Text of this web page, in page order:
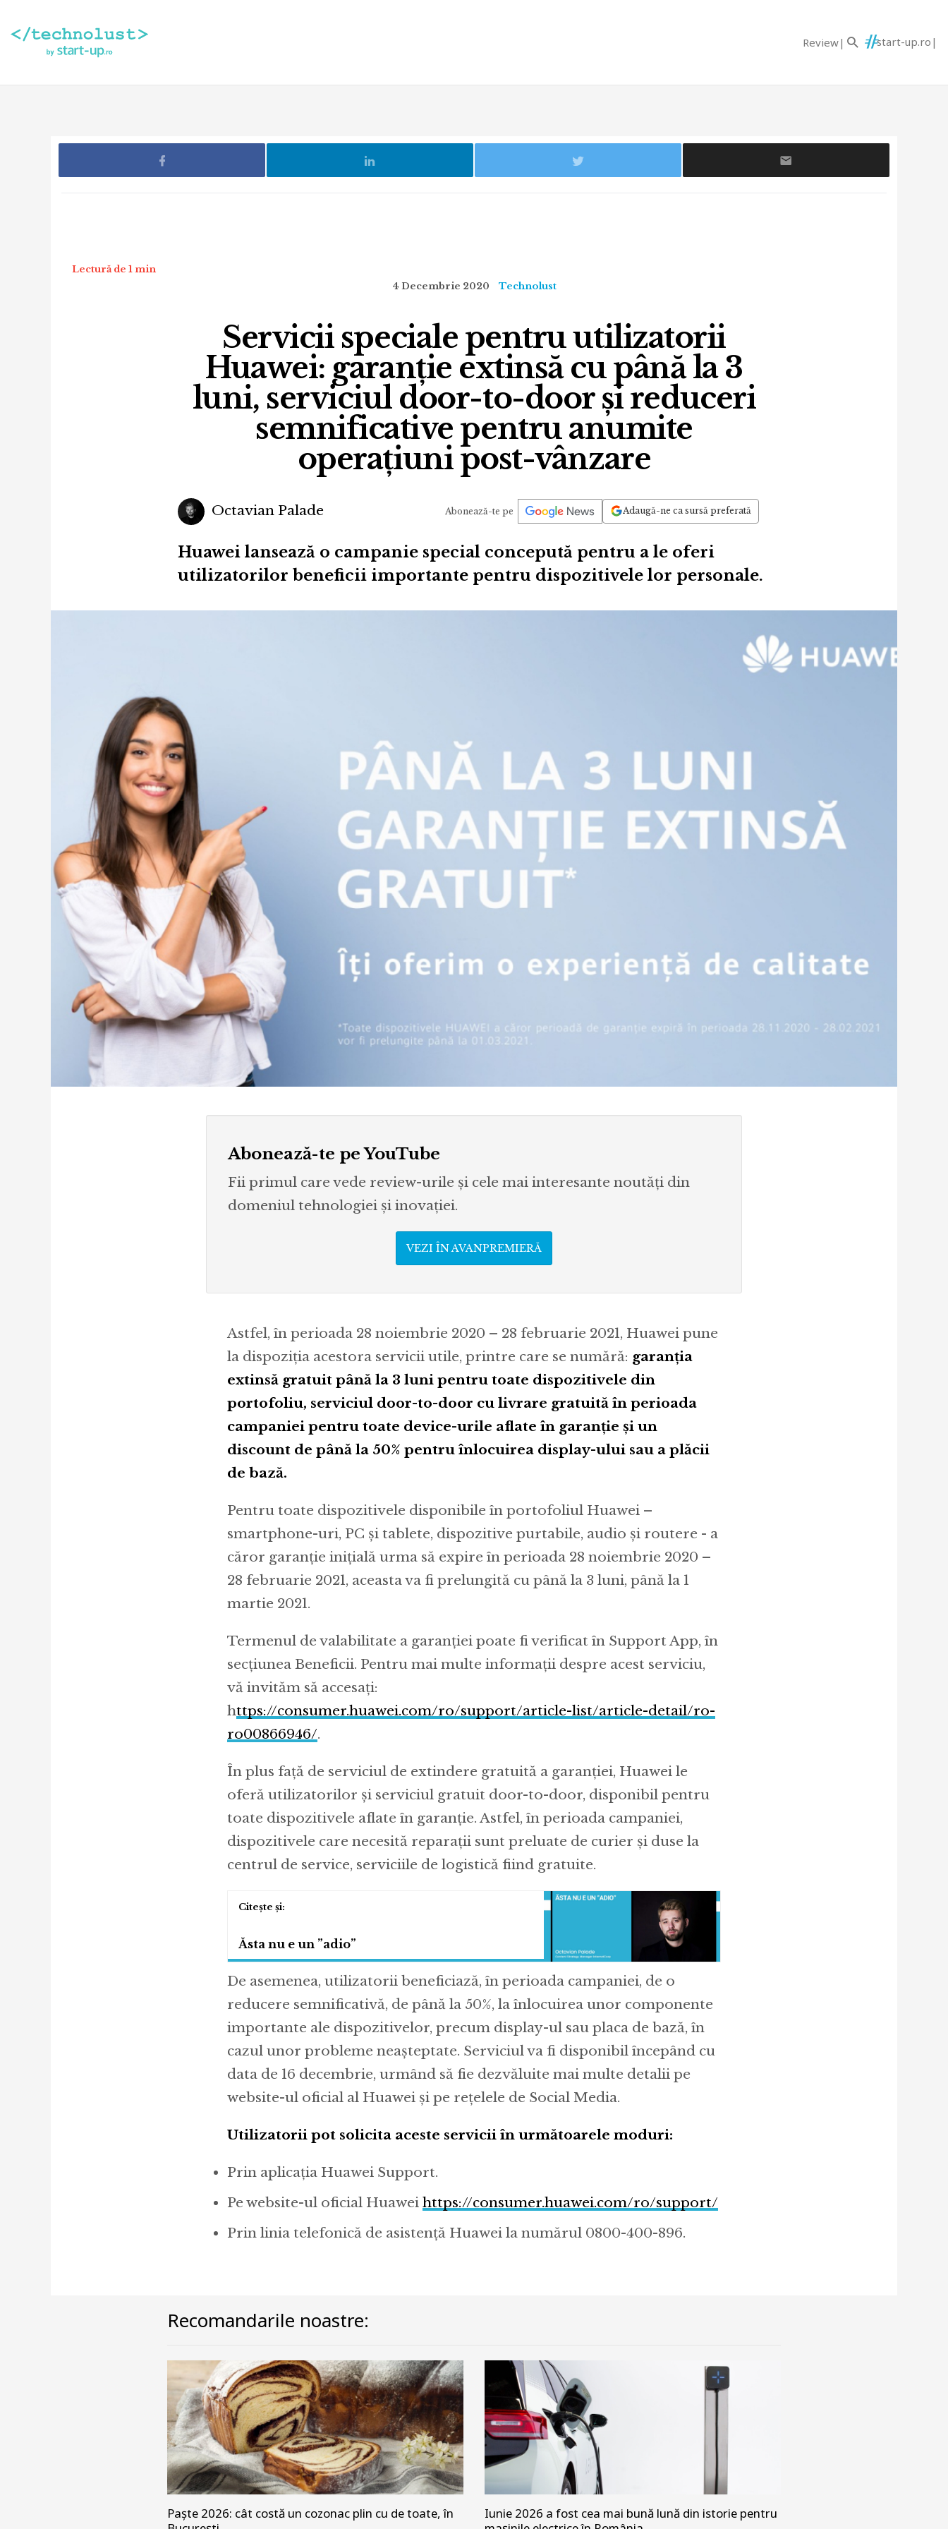
Review start-up.ro
Lectură de 1 min
4 Decembrie 2020
Technolust
Servicii speciale pentru utilizatorii
Huawei: garanție extinsă cu până la 3
luni, serviciul door-to-door și reduceri
semnificative pentru anumite
operațiuni post-vânzare
Octavian Palade Abonează-te pe Adaugă-ne ca sursă preferată
Huawei lansează o campanie special concepută pentru a le oferi
utilizatorilor beneficii importante pentru dispozitivele lor personale.
Abonează-te pe YouTube
Fii primul care vede review-urile și cele mai interesante noutăți din
domeniul tehnologiei și inovației.
VEZI ÎN AVANPREMIERĂ
Astfel, în perioada 28 noiembrie 2020 – 28 februarie 2021, Huawei pune
la dispoziția acestora servicii utile, printre care se numără: garanția
extinsă gratuit până la 3 luni pentru toate dispozitivele din
portofoliu, serviciul door-to-door cu livrare gratuită în perioada
campaniei pentru toate device-urile aflate în garanție și un
discount de până la 50% pentru înlocuirea display-ului sau a plăcii
de bază.
Pentru toate dispozitivele disponibile în portofoliul Huawei –
smartphone-uri, PC și tablete, dispozitive purtabile, audio și routere - a
căror garanție inițială urma să expire în perioada 28 noiembrie 2020 –
28 februarie 2021, aceasta va fi prelungită cu până la 3 luni, până la 1
martie 2021.
Termenul de valabilitate a garanției poate fi verificat în Support App, în
secțiunea Beneficii. Pentru mai multe informații despre acest serviciu,
vă invităm să accesați:
https://consumer.huawei.com/ro/support/article-list/article-detail/ro-
ro00866946/.
În plus față de serviciul de extindere gratuită a garanției, Huawei le
oferă utilizatorilor și serviciul gratuit door-to-door, disponibil pentru
toate dispozitivele aflate în garanție. Astfel, în perioada campaniei,
dispozitivele care necesită reparații sunt preluate de curier și duse la
centrul de service, serviciile de logistică fiind gratuite.
Ăsta nu e un ”adio”
De asemenea, utilizatorii beneficiază, în perioada campaniei, de o
reducere semnificativă, de până la 50%, la înlocuirea unor componente
importante ale dispozitivelor, precum display-ul sau placa de bază, în
cazul unor probleme neașteptate. Serviciul va fi disponibil începând cu
data de 16 decembrie, urmând să fie dezvăluite mai multe detalii pe
website-ul oficial al Huawei și pe rețelele de Social Media.
Utilizatorii pot solicita aceste servicii în următoarele moduri:
Prin aplicația Huawei Support.
Pe website-ul oficial Huawei https://consumer.huawei.com/ro/support/
Prin linia telefonică de asistență Huawei la numărul 0800-400-896.
Recomandarile noastre:
Paște 2026: cât costă un cozonac plin cu de toate, în
Iunie 2026 a fost cea mai bună lună din istorie pentru